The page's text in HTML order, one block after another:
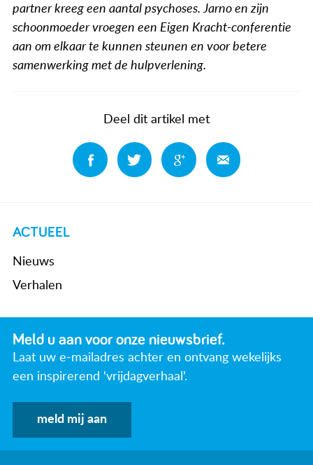
ACTUEEL
Nieuws
Verhalen
partner kreeg een aantal psychoses. Jarno en zijn
schoonmoeder vroegen een Eigen Kracht-conferentie
aan om elkaar te kunnen steunen en voor betere
samenwerking met de hulpverlening.
Deel dit artikel met
Deel Deel Deel
Meld u aan voor onze nieuwsbrief.
Laat uw e-mailadres achter en ontvang wekelijks
een inspirerend 'vrijdagverhaal'.
meld mij aan